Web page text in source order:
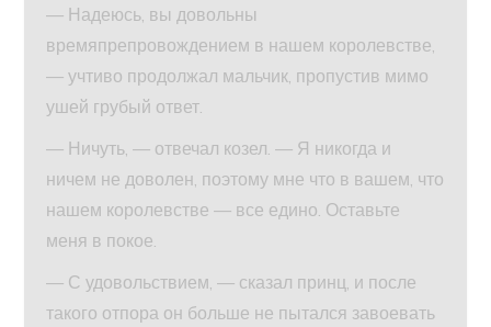
— Надеюсь, вы довольны
времяпрепровождением в нашем королевстве,
— учтиво продолжал мальчик, пропустив мимо
ушей грубый ответ.
— Ничуть, — отвечал козел. — Я никогда и
ничем не доволен, поэтому мне что в вашем, что
нашем королевстве — все едино. Оставьте
меня в покое.
— С удовольствием, — сказал принц, и после
такого отпора он больше не пытался завоевать